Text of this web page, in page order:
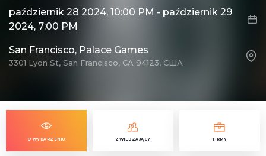
październik 28 2024, 10:00 PM - październik 29
2024, 7:00 PM
San Francisco, Palace Games
3301 Lyon St, San Francisco, CA 94123, США
O WYDARZENIU ZWIEDZAJĄCY FIRMY